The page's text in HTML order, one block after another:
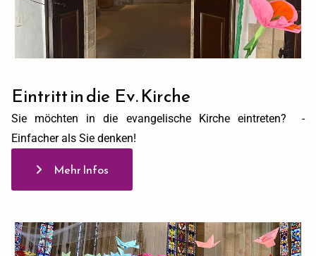
Eintritt in die Ev. Kirche
Sie möchten in die evangelische Kirche eintreten? -
Einfacher als Sie denken!
Mehr Infos